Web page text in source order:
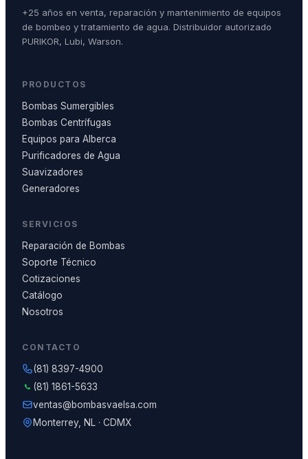
+25 años en venta, reparación y mantenimiento de equipos
de bombeo y tratamiento de agua. Distribuidor autorizado
PURIKOR, Lubi, Warson.
PRODUCTOS
Bombas Sumergibles
Bombas Centrífugas
Equipos para Alberca
Purificadores de Agua
Suavizadores
Generadores
SERVICIOS
Reparación de Bombas
Soporte Técnico
Cotizaciones
Catálogo
Nosotros
CONTACTO
(81) 8397-4900
(81) 1861-5633
ventas@bombasvaelsa.com
Monterrey, NL · CDMX